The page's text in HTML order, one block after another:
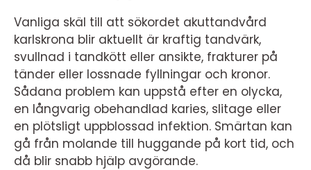
Vanliga skäl till att sökordet akuttandvård
karlskrona blir aktuellt är kraftig tandvärk,
svullnad i tandkött eller ansikte, frakturer på
tänder eller lossnade fyllningar och kronor.
Sådana problem kan uppstå efter en olycka,
en långvarig obehandlad karies, slitage eller
en plötsligt uppblossad infektion. Smärtan kan
gå från molande till huggande på kort tid, och
då blir snabb hjälp avgörande.